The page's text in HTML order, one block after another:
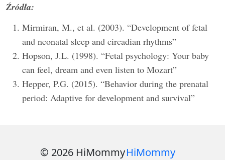
Źródła:
Mirmiran, M., et al. (2003). “Development of fetal
and neonatal sleep and circadian rhythms”
Hopson, J.L. (1998). “Fetal psychology: Your baby
can feel, dream and even listen to Mozart”
Hepper, P.G. (2015). “Behavior during the prenatal
period: Adaptive for development and survival”
© 2026 HiMommyHiMommy